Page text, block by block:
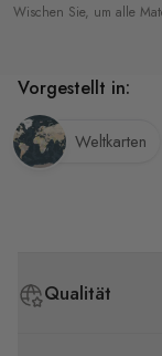
Wischen Sie, um alle
Qualität
Vorgestellt in:
Weltkarten